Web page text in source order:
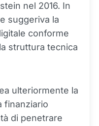
nel 2016. In
suggeriva la
conforme
struttura tecnica
ulteriormente la
finanziario
di penetrare